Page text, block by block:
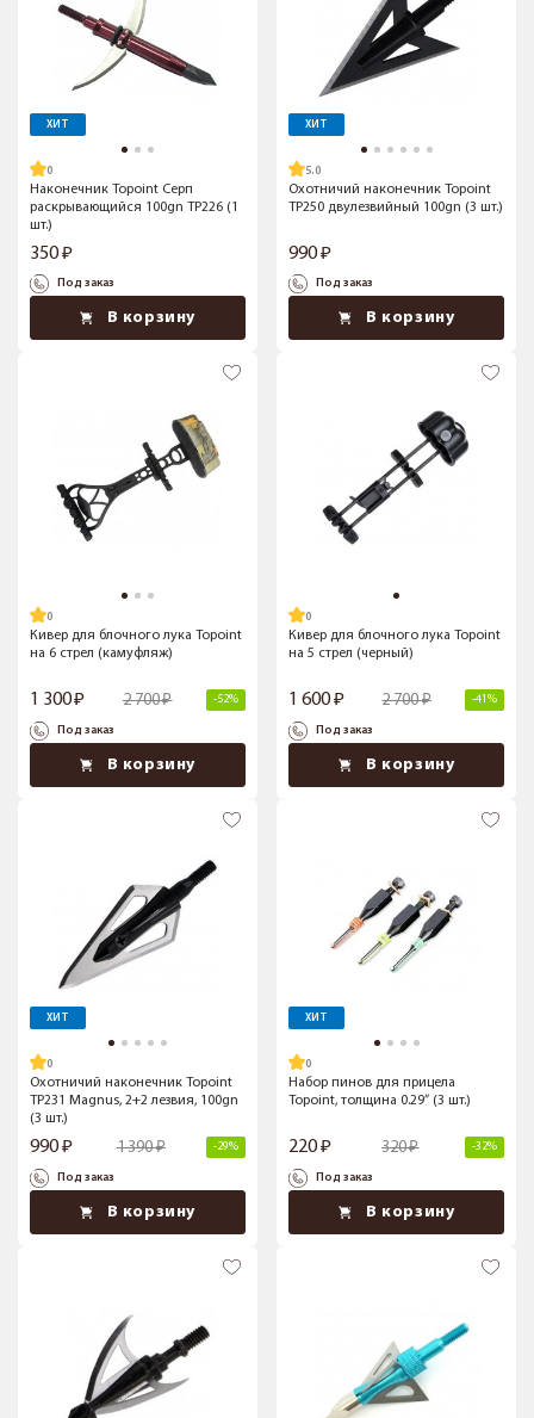
ХИТ
Наконечник Topoint Серп
раскрывающийся 100gn TP226 (1
шт.)
350
Под заказ
В корзину
ХИТ
5.0
Охотничий наконечник Topoint
TP250 двулезвийный 100gn (3 шт.)
990
Под заказ
В корзину
Кивер для блочного лука Topoint
на 6 стрел (камуфляж)
1 300 2 700 -52%
Под заказ
В корзину
Кивер для блочного лука Topoint
на 5 стрел (черный)
1 600 2 700 -41%
Под заказ
В корзину
ХИТ
Охотничий наконечник Topoint
TP231 Magnus, 2+2 лезвия, 100gn
(3 шт.)
990 1 390 -29%
Под заказ
В корзину
ХИТ
Набор пинов для прицела
Topoint, толщина 0.29” (3 шт.)
220 320 -32%
Под заказ
В корзину